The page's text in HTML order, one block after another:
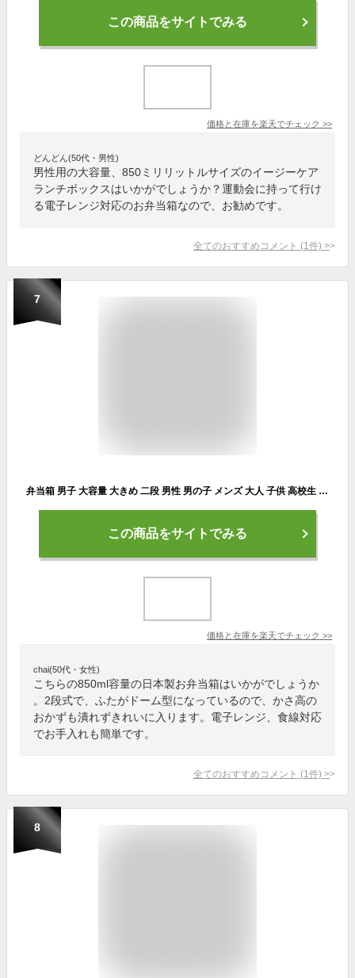
この商品をサイトでみる
価格と在庫を楽天でチェック >>
どんどん(50代・男性)
男性用の大容量、850ミリリットルサイズのイージーケア
ランチボックスはいかがでしょうか？運動会に持って行け
る電子レンジ対応のお弁当箱なので、お勧めです。
全てのおすすめコメント (1 件) >
7
弁当箱 男子 大容量 大きめ 二段 男性 男の子 メンズ 大人 子供 高校生 中学生 小学生 電子レンジ対応 食洗機対応 軽い オシャレ ドーム型 プラスチック 日本 KLBTM9 [monochrome モノクローム ドーム 2段 ランチボックス 850ml 73641]
この商品をサイトでみる
価格と在庫を楽天でチェック >>
chai(50代・女性)
こちらの850ml容量の日本製お弁当箱はいかがでしょうか
。2段式で、ふたがドーム型になっているので、かさ高の
おかずも潰れずきれいに入ります。電子レンジ、食線対応
でお手入れも簡単です。
全てのおすすめコメント (1 件) >
8